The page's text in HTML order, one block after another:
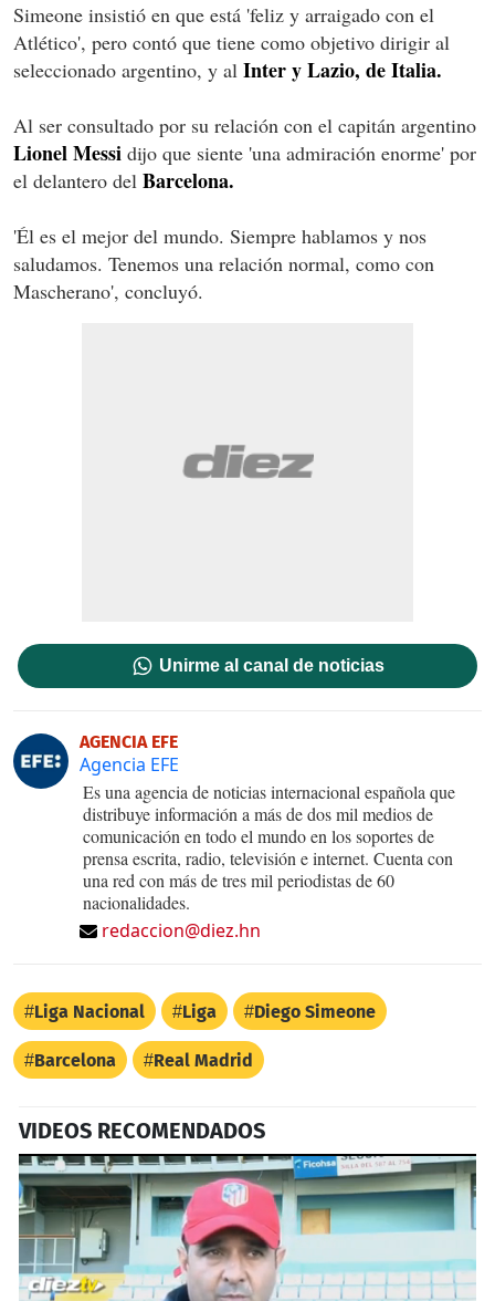
Simeone insistió en que está 'feliz y arraigado con el
Atlético', pero contó que tiene como objetivo dirigir al
seleccionado argentino, y al Inter y Lazio, de Italia.
Al ser consultado por su relación con el capitán argentino
Lionel Messi dijo que siente 'una admiración enorme' por
el delantero del Barcelona.
'Él es el mejor del mundo. Siempre hablamos y nos
saludamos. Tenemos una relación normal, como con
Mascherano', concluyó.
Unirme al canal de noticias
AGENCIA EFE
Agencia EFE
Es una agencia de noticias internacional española que
distribuye información a más de dos mil medios de
comunicación en todo el mundo en los soportes de
prensa escrita, radio, televisión e internet. Cuenta con
una red con más de tres mil periodistas de 60
nacionalidades.
redaccion@diez.hn
Liga Nacional Liga Diego Simeone
Barcelona Real Madrid
VIDEOS RECOMENDADOS